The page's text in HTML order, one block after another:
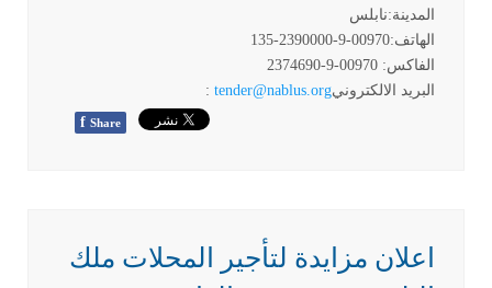
المدينة:نابلس
الهاتف:00970-9-2390000-135
الفاكس: 00970-9-2374690
البريد الالكتروني
: tender@nablus.org
f Share
اعلان مزايدة لتأجير المحلات ملك